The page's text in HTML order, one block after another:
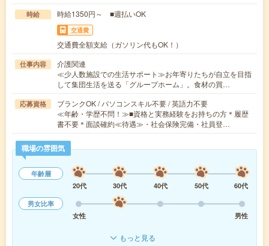
時給 時給1350円～ ■週払いOK
交通費
交通費全額支給（ガソリン代もOK！）
仕事内容
介護関連
≪少人数施設での生活サポート≫お年寄りたちが自立を目指
して集団生活を送る「グループホーム」。食材の買…
応募資格
ブランクOK / パソコンスキル不要 / 英語力不要
≪年齢・学歴不問！≫■資格と実務経験をお持ちの方＊履歴
書不要＊面談確約≪待遇≫・社会保険完備・社員登…
職場の雰囲気
年齢層
20代
30代 40代 50代
60代
男女比率
女性
男性
もっと見る